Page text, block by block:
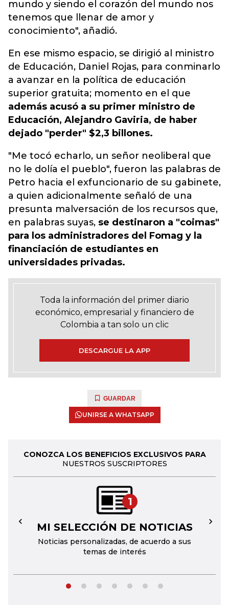
mundo y siendo el corazón del mundo nos
tenemos que llenar de amor y
conocimiento", añadió.
En ese mismo espacio, se dirigió al ministro
de Educación, Daniel Rojas, para conminarlo
a avanzar en la política de educación
superior gratuita; momento en el que
además acusó a su primer ministro de
Educación, Alejandro Gaviria, de haber
dejado "perder" $2,3 billones.
"Me tocó echarlo, un señor neoliberal que
no le dolía el pueblo", fueron las palabras de
Petro hacia el exfuncionario de su gabinete,
a quien adicionalmente señaló de una
presunta malversación de los recursos que,
en palabras suyas, se destinaron a "coimas"
para los administradores del Fomag y la
financiación de estudiantes en
universidades privadas.
Toda la información del primer diario
económico, empresarial y financiero de
Colombia a tan solo un clic
DESCARGUE LA APP
GUARDAR
UNIRSE A WHATSAPP
CONOZCA LOS BENEFICIOS EXCLUSIVOS PARA
NUESTROS SUSCRIPTORES
1
MI SELECCIÓN DE NOTICIAS
Noticias personalizadas, de acuerdo a sus
temas de interés
← →